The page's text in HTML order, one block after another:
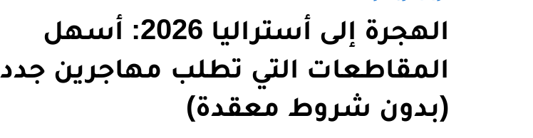
الهجرة إلى أستراليا 2026: أسهل
المقاطعات التي تطلب مهاجرين جدد
(بدون شروط معقدة)